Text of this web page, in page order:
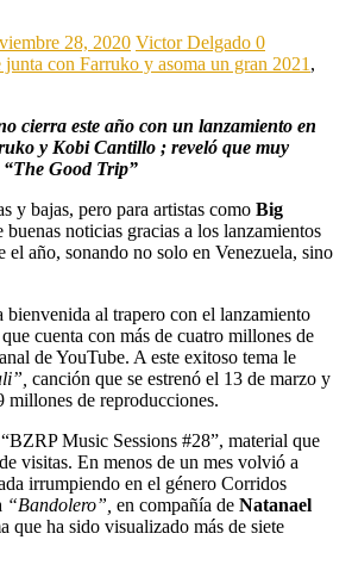
28, 2020 Victor Delgado 0
con Farruko y asoma un gran 2021 ,
cierra este año con un lanzamiento en
y Kobi Cantillo ; reveló que muy
Good Trip”
y bajas, pero para artistas como Big
buenas noticias gracias a los lanzamientos
el año, sonando no solo en Venezuela, sino
bienvenida al trapero con el lanzamiento
cuenta con más de cuatro millones de
de YouTube. A este exitoso tema le
canción que se estrenó el 13 de marzo y
millones de reproducciones.
Music Sessions #28”, material que
visitas. En menos de un mes volvió a
irrumpiendo en el género Corridos
“Bandolero”, en compañía de Natanael
que ha sido visualizado más de siete